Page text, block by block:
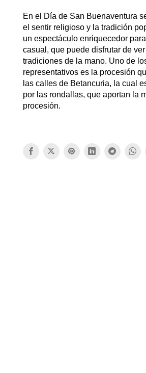
En el Día de San Buenaventura
el sentir religioso y la tradición
un espectáculo enriquecedor
casual, que puede disfrutar de
tradiciones de la mano. Uno de
representativos es la procesión
las calles de Betancuria, la cual
por las rondallas, que aportan la
procesión.